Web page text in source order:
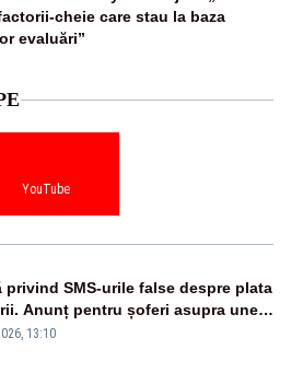
cheie care stau la baza
evaluări”
YouTube
privind SMS-urile false despre plata
Anunț pentru șoferi asupra unei
de fraudă online
13:10